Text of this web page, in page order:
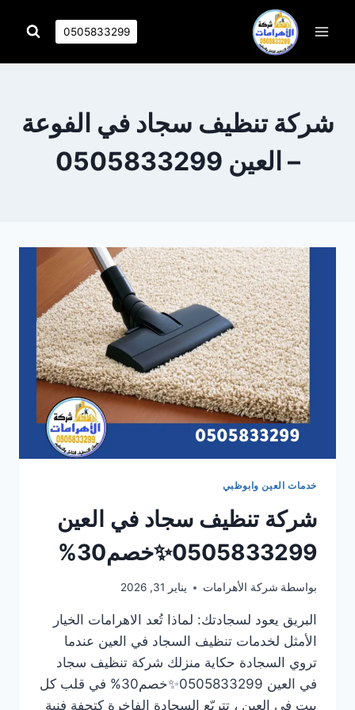
0505833299
شركة تنظيف سجاد في الفوعة
– العين 0505833299
خدمات العين وابوظبي
شركة تنظيف سجاد في العين
0505833299✨خصم30%
بواسطة شركة الأهرامات يناير 31, 2026
البريق يعود لسجادتك: لماذا تُعد الاهرامات الخيار
الأمثل لخدمات تنظيف السجاد في العين عندما
تروي السجادة حكاية منزلك شركة تنظيف سجاد
في العين 0505833299✨خصم30% في قلب كل
بيت في العين ، تتربّع السجادة الفاخرة كتحفة فنية